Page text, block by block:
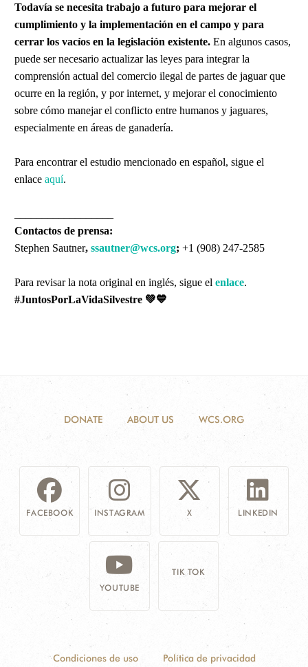
Todavía se necesita trabajo a futuro para mejorar el
cumplimiento y la implementación en el campo y para
cerrar los vacíos en la legislación existente. En algunos casos,
puede ser necesario actualizar las leyes para integrar la
comprensión actual del comercio ilegal de partes de jaguar que
ocurre en la región, y por internet, y mejorar el conocimiento
sobre cómo manejar el conflicto entre humanos y jaguares,
especialmente en áreas de ganadería.
Para encontrar el estudio mencionado en español, sigue el
enlace aquí.
Contactos de prensa:
Stephen Sautner, ssautner@wcs.org; +1 (908) 247-2585
Para revisar la nota original en inglés, sigue el enlace.
#JuntosPorLaVidaSilvestre 💚💙
DONATE ABOUT US WCS.ORG
FACEBOOK INSTAGRAM X LINKEDIN
YOUTUBE
TIK TOK
Condiciones de uso Política de privacidad